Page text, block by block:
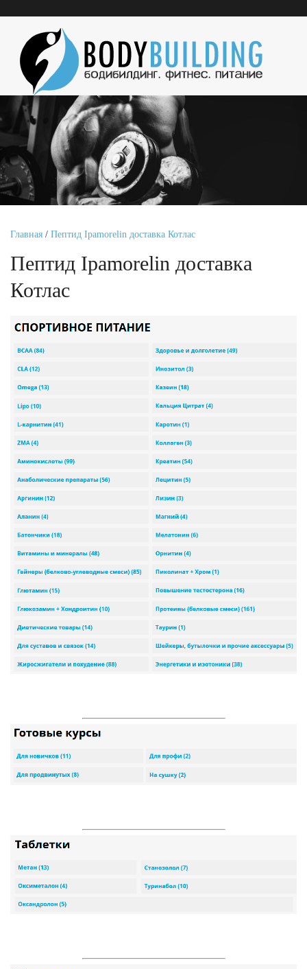
Главная / Пептид Ipamorelin доставка Котлас
Пептид Ipamorelin доставка
Котлас